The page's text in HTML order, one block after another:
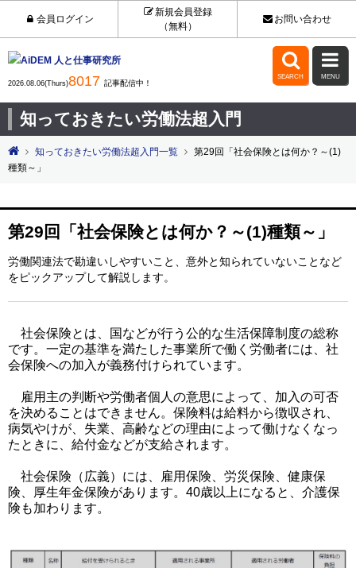
会員ログイン
新規会員登録
（無料）
お問い合わせ
2026.08.06(Thurs)8017 記事配信中！

SEARCH

MENU
知っておきたい労働法超入門
知っておきたい労働法超入門一覧
第29回「社会保険とは何か？～(1)
種類～」
第29回「社会保険とは何か？～(1)種類～」
労働関連法で勘違いしやすいこと、意外と知られていないことなど
をピックアップして解説します。
社会保険とは、国などが行う公的な生活保障制度の総称
です。一定の基準を満たした事業所で働く労働者には、社
会保険への加入が義務付けられています。
雇用主の判断や労働者個人の意思によって、加入の可否
を決めることはできません。保険料は給料から徴収され、
病気やけが、失業、高齢などの理由によって働けなくなっ
たときに、給付金などが支給されます。
社会保険（広義）には、雇用保険、労災保険、健康保
険、厚生年金保険があります。40歳以上になると、介護保
険も加わります。